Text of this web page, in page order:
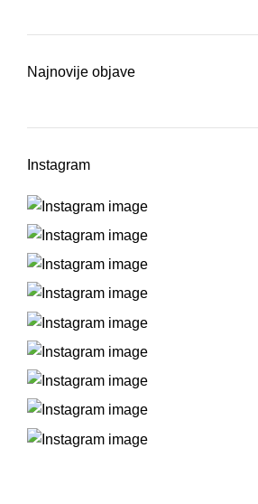
Najnovije objave
Instagram